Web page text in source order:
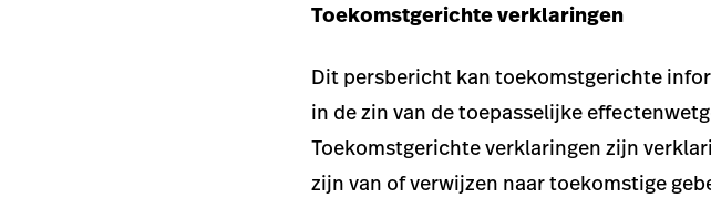
Toekomstgerichte verklaringen
Dit persbericht kan toekomstgerichte
in de zin van de toepasselijke
Toekomstgerichte verklaringen zijn
zijn van of verwijzen naar toekomstige